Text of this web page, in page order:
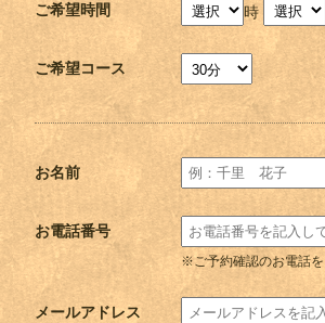
ご希望時間 時
ご希望コース
お名前
お電話番号
※ご予約確認のお電話を
メールアドレス